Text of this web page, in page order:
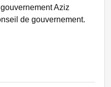
Aziz
de gouvernement.